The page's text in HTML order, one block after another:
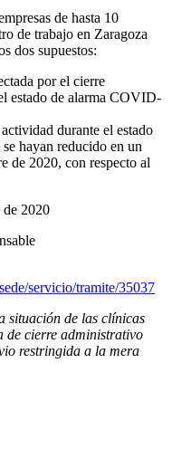
de hasta 10
de trabajo en Zaragoza
dos supuestos:
por el cierre
estado de alarma COVID-
durante el estado
hayan reducido en un
de 2020, con respecto al
de 2020
servicio/tramite/35037
situación de las clínicas
de cierre administrativo
restringida a la mera